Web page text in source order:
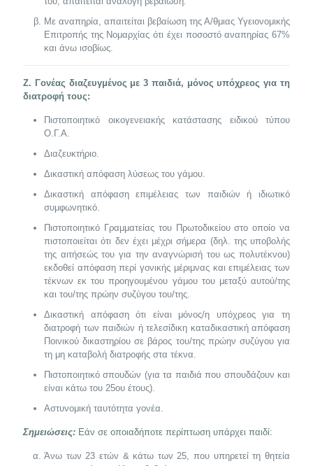
Με αναπηρία, απαιτείται βεβαίωση της Α/θμιας Υγειονομικής
Επιτροπής της Νομαρχίας ότι έχει ποσοστό αναπηρίας 67%
και άνω ισοβίως.
Ζ. Γονέας διαζευγμένος με 3 παιδιά, μόνος υπόχρεος για τη
διατροφή τους:
Πιστοποιητικό οικογενειακής κατάστασης ειδικού τύπου
Ο.Γ.Α.
Διαζευκτήριο.
Δικαστική απόφαση λύσεως του γάμου.
Δικαστική απόφαση επιμέλειας των παιδιών ή ιδιωτικό
συμφωνητικό.
Πιστοποιητικό Γραμματείας του Πρωτοδικείου στο οποίο να
πιστοποιείται ότι δεν έχει μέχρι σήμερα (δηλ. της υποβολής
της αιτήσεώς του για την αναγνώρισή του ως πολυτέκνου)
εκδοθεί απόφαση περί γονικής μέριμνας και επιμέλειας των
τέκνων εκ του προηγουμένου γάμου του μεταξύ αυτού/της
και του/της πρώην συζύγου του/της.
Δικαστική απόφαση ότι είναι μόνος/η υπόχρεος για τη
διατροφή των παιδιών ή τελεσίδικη καταδικαστική απόφαση
Ποινικού δικαστηρίου σε βάρος του/της πρώην συζύγου για
τη μη καταβολή διατροφής στα τέκνα.
Πιστοποιητικό σπουδών (για τα παιδιά που σπουδάζουν και
είναι κάτω του 25ου έτους).
Αστυνομική ταυτότητα γονέα.
Σημειώσεις: Εάν σε οποιαδήποτε περίπτωση υπάρχει παιδί:
Άνω των 23 ετών & κάτω των 25, που υπηρετεί τη θητεία